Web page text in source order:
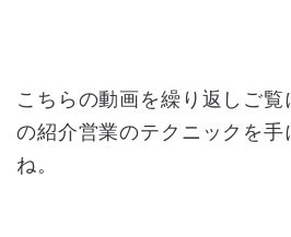
こちらの動画を繰り返しご
の紹介営業のテクニックを手
ね。